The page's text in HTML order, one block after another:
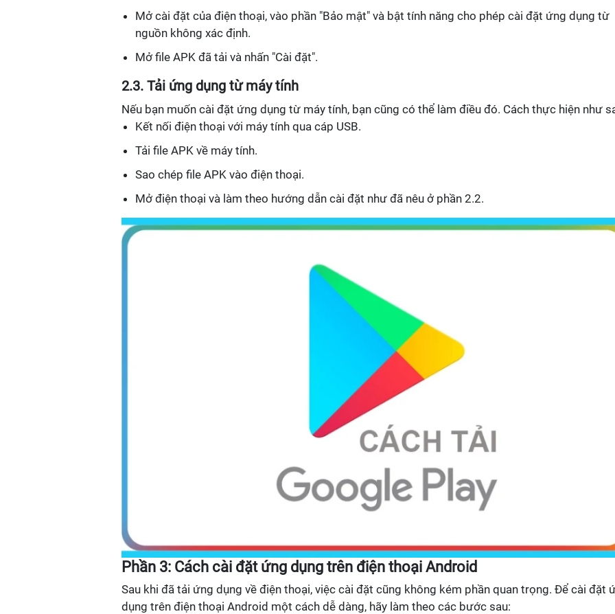
Mở cài đặt của điện thoại, vào phần "Bảo mật" và bật tính năng cho phép cài đặt ứng dụng từ
nguồn không xác định.
Mở file APK đã tải và nhấn "Cài đặt".
2.3. Tải ứng dụng từ máy tính
Nếu bạn muốn cài đặt ứng dụng từ máy tính, bạn cũng có thể làm điều đó. Cách thực hiện như
Kết nối điện thoại với máy tính qua cáp USB.
Tải file APK về máy tính.
Sao chép file APK vào điện thoại.
Mở điện thoại và làm theo hướng dẫn cài đặt như đã nêu ở phần 2.2.
Phần 3: Cách cài đặt ứng dụng trên điện thoại Android
Sau khi đã tải ứng dụng về điện thoại, việc cài đặt cũng không kém phần quan trọng. Để cài đặt
dụng trên điện thoại Android một cách dễ dàng, hãy làm theo các bước sau: